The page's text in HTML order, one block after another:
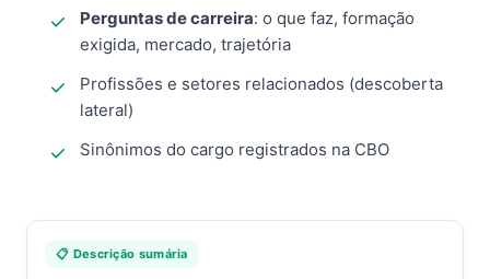
Perguntas de carreira: o que faz, formação
exigida, mercado, trajetória
Profissões e setores relacionados (descoberta
lateral)
Sinônimos do cargo registrados na CBO
📋 Descrição sumária